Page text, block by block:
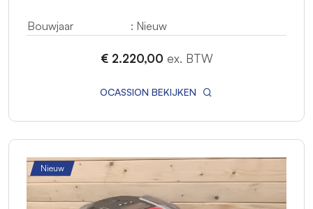
Bouwjaar : Nieuw
€ 2.220,00 ex. BTW
OCASSION BEKIJKEN
Nieuw